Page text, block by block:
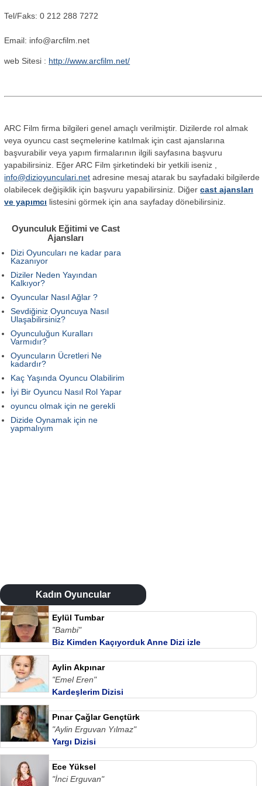
Tel/Faks: 0 212 288 7272
Email: info@arcfilm.net
web Sitesi : http://www.arcfilm.net/
ARC Film firma bilgileri genel amaçlı verilmiştir. Dizilerde rol almak
veya oyuncu cast seçmelerine katılmak için cast ajanslarına
başvurabilir veya yapım firmalarının ilgili sayfasına başvuru
yapabilirsiniz. Eğer ARC Film şirketindeki bir yetkili iseniz ,
info@dizioyunculari.net adresine mesaj atarak bu sayfadaki bilgilerde
olabilecek değişiklik için başvuru yapabilirsiniz. Diğercast ajansları
ve yapımcı listesini görmek için ana sayfaday dönebilirsiniz.
Oyunculuk Eğitimi ve Cast
Ajansları
Dizi Oyuncuları ne kadar para
Kazanıyor
Diziler Neden Yayından
Kalkıyor?
Oyuncular Nasıl Ağlar ?
Sevdiğiniz Oyuncuya Nasıl
Ulaşabilirsiniz?
Oyunculuğun Kuralları
Varmıdır?
Oyuncuların Ücretleri Ne
kadardır?
Kaç Yaşında Oyuncu Olabilirim
İyi Bir Oyuncu Nasıl Rol Yapar
oyuncu olmak için ne gerekli
Dizide Oynamak için ne
yapmalıyım
Kadın Oyuncular
Eylül Tumbar
"Bambi"
Biz Kimden Kaçıyorduk Anne Dizi izle
Aylin Akpınar
"Emel Eren"
Kardeşlerim Dizisi
Pınar Çağlar Gençtürk
"Aylin Erguvan Yılmaz"
Yargı Dizisi
Ece Yüksel
"İnci Erguvan"